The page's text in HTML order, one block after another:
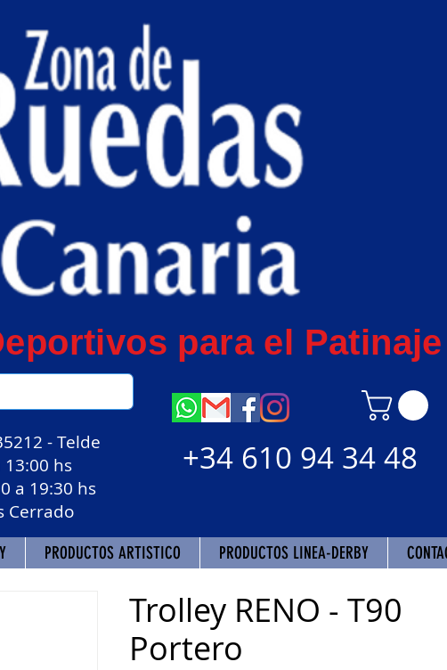
para el Patinaje
- Telde
hs
a 19:30 hs
+34 610 94 34 48
PRODUCTOS ARTISTICO PRODUCTOS LINEA-DERBY
Trolley RENO - T90
Portero